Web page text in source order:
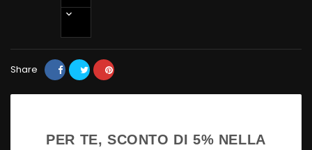
Share
PER TE, SCONTO DI 5% NELLA